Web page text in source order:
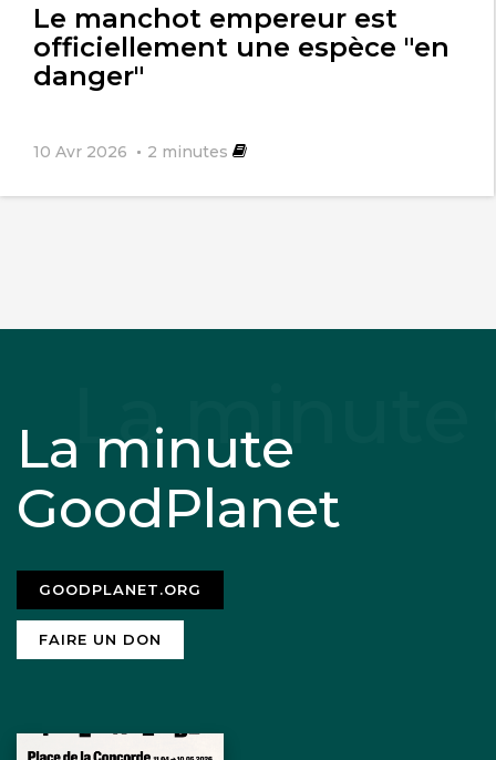
Le manchot empereur est
officiellement une espèce "en
danger"
10 Avr 2026 2 minutes
La minute
GoodPlanet
GOODPLANET.ORG
FAIRE UN DON